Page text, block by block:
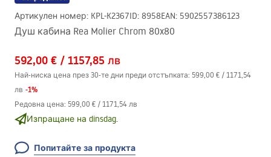
Артикулен номер: KPL-K2367ID: 8958EAN: 5902557386123
Душ кабина Rea Molier Chrom 80x80
592,00 € / 1157,85 лв
Най-ниска цена през 30-те дни преди отстъпката: 599,00 € / 1171,54
лв -1%
Редовна цена: 599,00 € / 1171,54 лв
Изпращане на dinsdag.
Попитайте за продукта